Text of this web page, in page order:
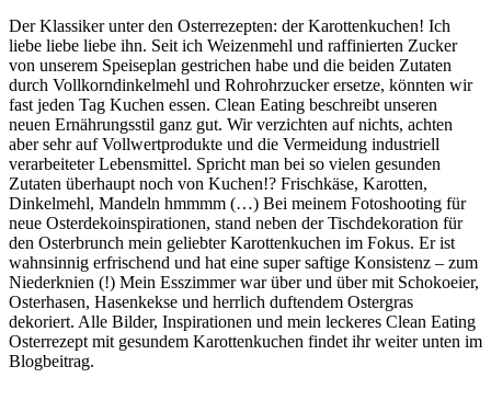
Der Klassiker unter den Osterrezepten: der Karottenkuchen! Ich
liebe liebe liebe ihn. Seit ich Weizenmehl und raffinierten Zucker
von unserem Speiseplan gestrichen habe und die beiden Zutaten
durch Vollkorndinkelmehl und Rohrohrzucker ersetze, könnten wir
fast jeden Tag Kuchen essen. Clean Eating beschreibt unseren
neuen Ernährungsstil ganz gut. Wir verzichten auf nichts, achten
aber sehr auf Vollwertprodukte und die Vermeidung industriell
verarbeiteter Lebensmittel. Spricht man bei so vielen gesunden
Zutaten überhaupt noch von Kuchen!? Frischkäse, Karotten,
Dinkelmehl, Mandeln hmmmm (…) Bei meinem Fotoshooting für
neue Osterdekoinspirationen, stand neben der Tischdekoration für
den Osterbrunch mein geliebter Karottenkuchen im Fokus. Er ist
wahnsinnig erfrischend und hat eine super saftige Konsistenz – zum
Niederknien (!) Mein Esszimmer war über und über mit Schokoeier,
Osterhasen, Hasenkekse und herrlich duftendem Ostergras
dekoriert. Alle Bilder, Inspirationen und mein leckeres Clean Eating
Osterrezept mit gesundem Karottenkuchen findet ihr weiter unten im
Blogbeitrag.